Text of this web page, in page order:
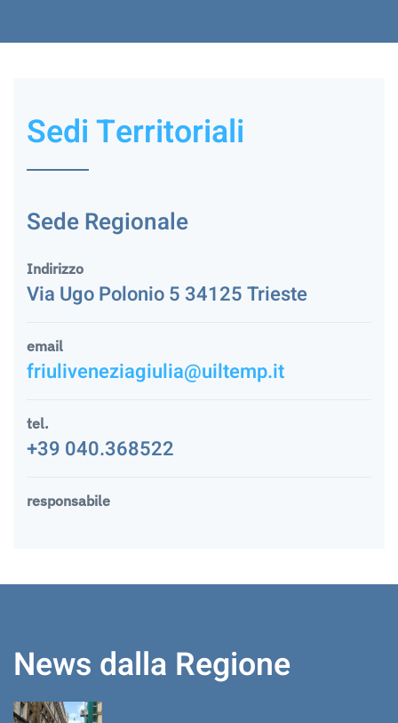
Sedi Territoriali
Sede Regionale
Indirizzo
Via Ugo Polonio 5 34125 Trieste
email
friuliveneziagiulia@uiltemp.it
tel.
+39 040.368522
responsabile
News dalla Regione